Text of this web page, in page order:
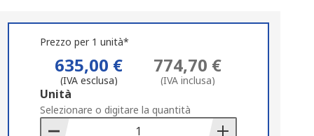
Prezzo per 1 unità*
635,00 €
(IVA esclusa)
774,70 €
(IVA inclusa)
Add
to
Basket
Unità
Selezionare o digitare la quantità